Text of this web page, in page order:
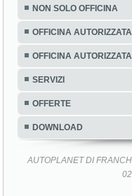
NON SOLO OFFICINA
OFFICINA
OFFICINA
SERVIZI
OFFERTE
DOWNLOAD
AUTOPLANET DI